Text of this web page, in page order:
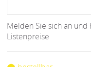
Melden Sie sich an und
Listenpreise